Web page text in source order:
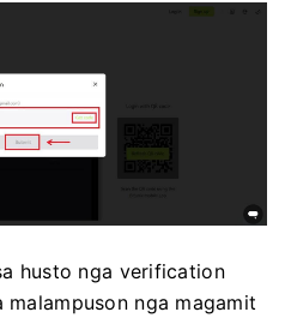
husto nga verification
nga magamit